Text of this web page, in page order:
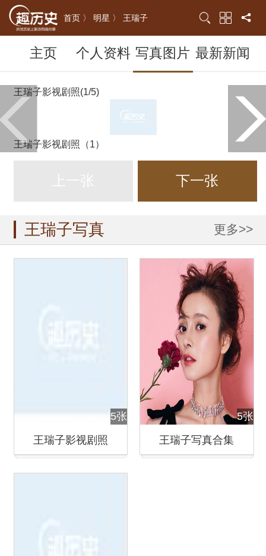
首页 〉 明星 〉 王瑞子
主页 个人资料 写真图片 最新新闻
王瑞子影视剧照(1/5)
王瑞子影视剧照（1）
下一张
王瑞子写真 更多>>
5张
王瑞子影视剧照
5张
王瑞子写真合集